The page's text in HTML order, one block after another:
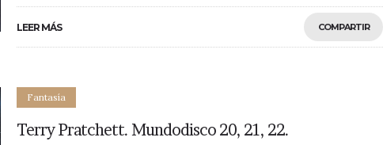
LEER MÁS COMPARTIR
Fantasía
Terry Pratchett. Mundodisco 20, 21, 22.